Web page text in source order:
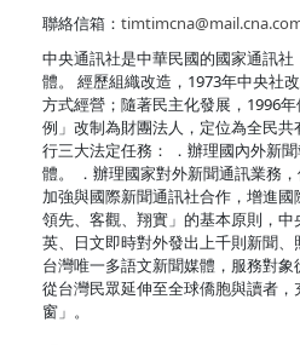
聯絡信箱：
中央通訊社是中華民國的國家通訊
體。 經歷組織改造，1973年中央社
方式經營；隨著民主化發展，1996
例」改制為財團法人，定位為全民
行三大法定任務： ．辦理國內外新
體。 ．辦理國家對外新聞通訊業務
加強與國際新聞通訊社合作，增進國
領先、客觀、翔實」的基本原則，中
英、日文即時對外發出上千則新聞
台灣唯一多語文新聞媒體，服務對象
從台灣民眾延伸至全球僑胞與讀者
窗」。